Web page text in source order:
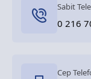
Sabit
0 216
Cep